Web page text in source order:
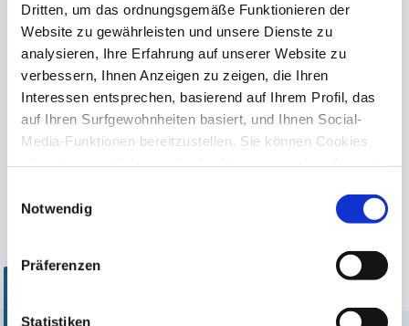
Dritten, um das ordnungsgemäße Funktionieren der
Website zu gewährleisten und unsere Dienste zu
analysieren, Ihre Erfahrung auf unserer Website zu
verbessern, Ihnen Anzeigen zu zeigen, die Ihren
Interessen entsprechen, basierend auf Ihrem Profil, das
auf Ihren Surfgewohnheiten basiert, und Ihnen Social-
Media-Funktionen bereitzustellen. Sie können Cookies
Informationen zur Verwendung von Cookies finden Sie in
, die im Footer dieser Website
Notwendig
Präferenzen
Statistiken
GRE Skimmer Universal Skimmer